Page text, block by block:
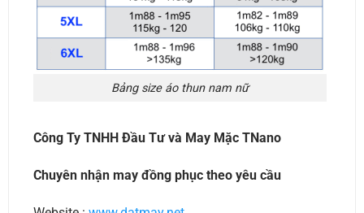
Bảng size áo thun nam nữ
Công Ty TNHH Đầu Tư và May Mặc TNano
Chuyên nhận may đồng phục theo yêu cầu